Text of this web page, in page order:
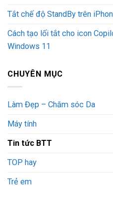
Tắt chế độ StandBy trên
Cách tạo lối tắt cho icon
Windows 11
CHUYÊN MỤC
Làm Đẹp – Chăm sóc Da
Máy tính
Tin tức BTT
TOP hay
Trẻ em